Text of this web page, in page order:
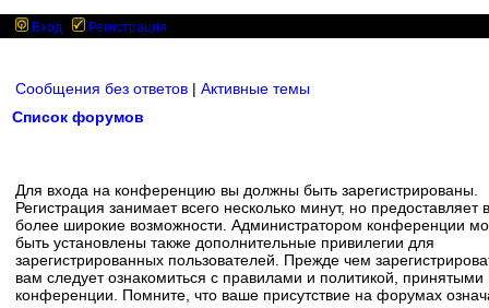
Вход Регистрация
Сообщения без ответов | Активные темы
Список форумов
Для входа на конференцию вы должны быть зарегистрированы.
Регистрация занимает всего несколько минут, но предоставляет
более широкие возможности. Администратором конференции
быть установлены также дополнительные привилегии для
зарегистрированных пользователей. Прежде чем
вам следует ознакомиться с правилами и политикой, принятыми
конференции. Помните, что ваше присутствие на форумах